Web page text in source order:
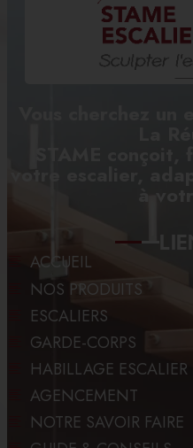
ACCUEIL
NOS PRODUITS
ESCALIERS
GARDE-CORPS
HABILLAGE ESCALIER
AGENCEMENT
NOTRE SAVOIR FAIRE